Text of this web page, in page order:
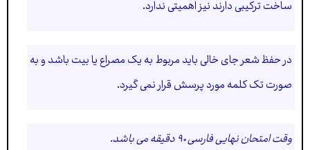
ساخت ترکیبی دارند نیز اهمیتی ندارد.
در حفظ شعر جای خالی باید مربوط به یک مصراع یا بیت باشد و به
صورت تک کلمه مورد پرسش قرار نمی گیرد.
وقت امتحان نهایی فارسی ۹۰ دقیقه می باشد.